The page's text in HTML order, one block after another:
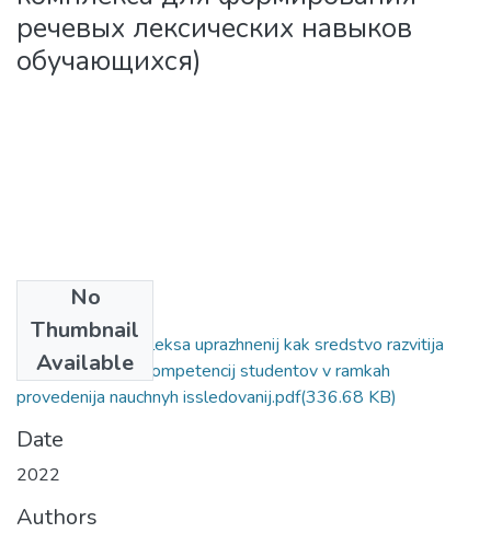
речевых лексических навыков
обучающихся)
No
Thumbnail
Available
Razrabotka kompleksa uprazhnenij kak sredstvo razvitija
professional'nyh kompetencij studentov v ramkah
provedenija nauchnyh issledovanij.pdf(336.68 KB)
Date
2022
Authors